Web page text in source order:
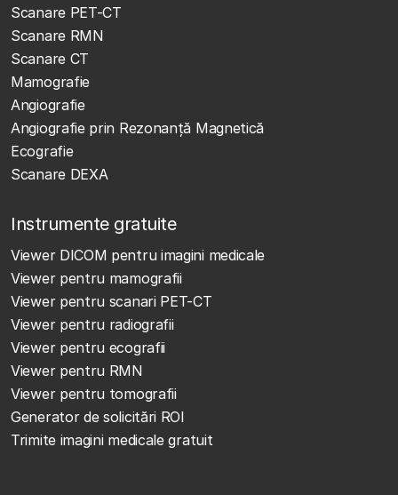
Scanare PET-CT
Scanare RMN
Scanare CT
Mamografie
Angiografie
Angiografie prin Rezonanță Magnetică
Ecografie
Scanare DEXA
Instrumente gratuite
Viewer DICOM pentru imagini medicale
Viewer pentru mamografii
Viewer pentru scanari PET-CT
Viewer pentru radiografii
Viewer pentru ecografii
Viewer pentru RMN
Viewer pentru tomografii
Generator de solicitări ROI
Trimite imagini medicale gratuit